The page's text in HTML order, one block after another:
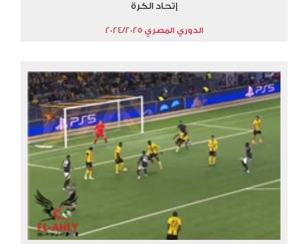
إتحاد الكرة
الدوري المصري 2024/2025